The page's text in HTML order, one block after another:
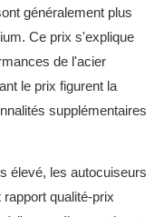
généralement plus
Ce prix s'explique
de l'acier
le prix figurent la
supplémentaires
élevé, les autocuiseurs
qualité-prix